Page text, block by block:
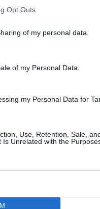
Opt Outs
of my personal data.
of my Personal Data.
my Personal Data for
Use, Retention, Sale,
Unrelated with the